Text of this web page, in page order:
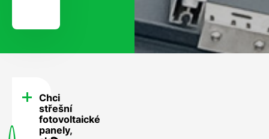
FAQ
-
Chci
střešní
fotovoltaické
panely,